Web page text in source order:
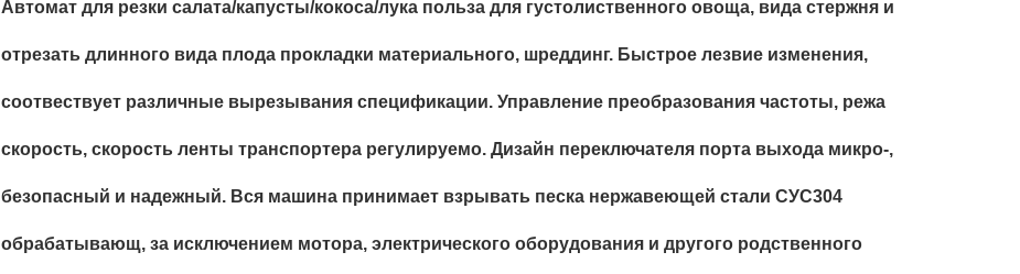
Автомат для резки салата/капусты/кокоса/лука польза для густолиственного овоща, вида стержня и
отрезать длинного вида плода прокладки материального, шреддинг. Быстрое лезвие изменения,
соотвествует различные вырезывания спецификации. Управление преобразования частоты, режа
скорость, скорость ленты транспортера регулируемо. Дизайн переключателя порта выхода микро-,
безопасный и надежный. Вся машина принимает взрывать песка нержавеющей стали СУС304
обрабатывающ, за исключением мотора, электрического оборудования и другого родственного